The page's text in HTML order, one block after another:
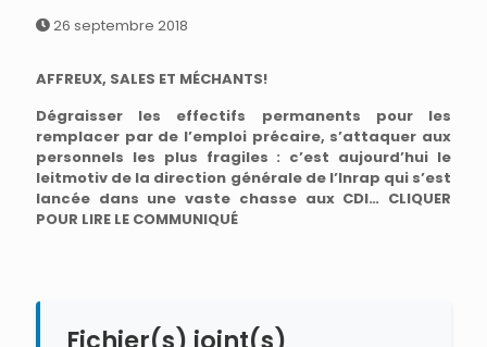
26 septembre 2018
AFFREUX, SALES ET MÉCHANTS!
Dégraisser les effectifs permanents pour les
remplacer par de l’emploi précaire, s’attaquer aux
personnels les plus fragiles : c’est aujourd’hui le
leitmotiv de la direction générale de l’Inrap qui s’est
lancée dans une vaste chasse aux CDI… CLIQUER
POUR LIRE LE COMMUNIQUÉ